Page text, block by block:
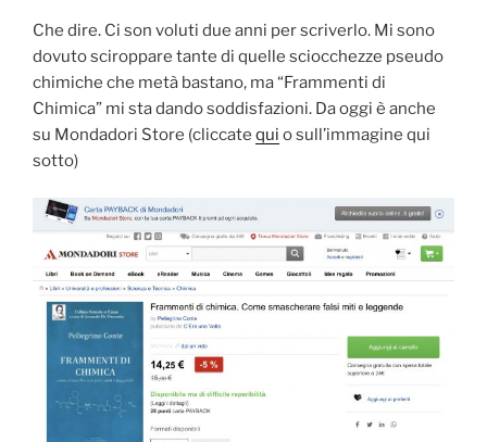
Che dire. Ci son voluti due anni per scriverlo. Mi sono
dovuto sciroppare tante di quelle sciocchezze pseudo
chimiche che metà bastano, ma “Frammenti di
Chimica” mi sta dando soddisfazioni. Da oggi è anche
su Mondadori Store (cliccate qui o sull’immagine qui
sotto)